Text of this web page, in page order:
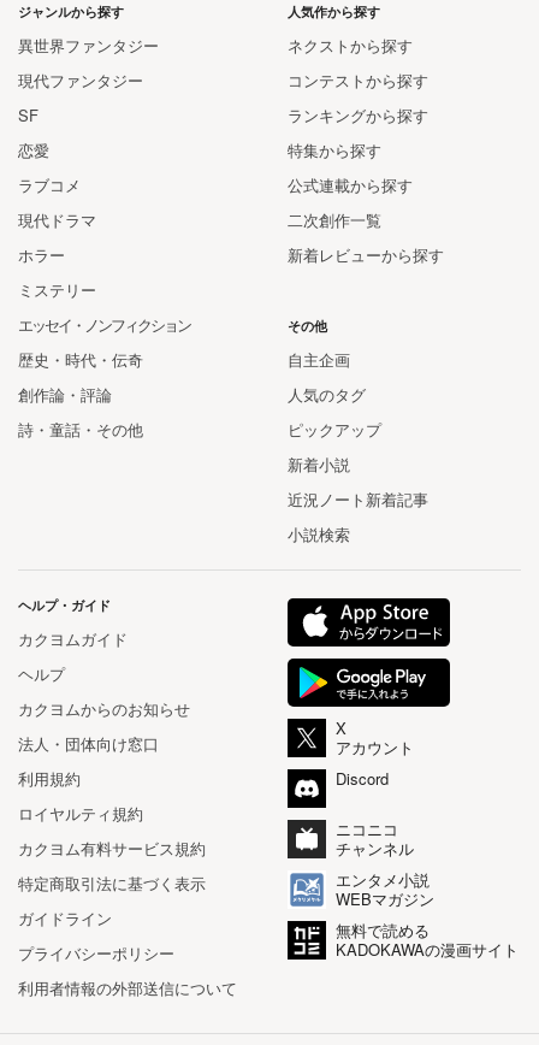
人気作から探す
ネクストから探す
コンテストから探す
ランキングから探す
特集から探す
公式連載から探す
二次創作一覧
新着レビューから探す
ジャンルから探す
異世界ファンタジー
現代ファンタジー
SF
恋愛
ラブコメ
現代ドラマ
ホラー
ミステリー
エッセイ・ノンフィクション
歴史・時代・伝奇
創作論・評論
詩・童話・その他
その他
自主企画
人気のタグ
ピックアップ
新着小説
近況ノート新着記事
小説検索
ヘルプ・ガイド
カクヨムガイド
ヘルプ
カクヨムからのお知らせ
法人・団体向け窓口
利用規約
ロイヤルティ規約
カクヨム有料サービス規約
特定商取引法に基づく表示
ガイドライン
プライバシーポリシー
利用者情報の外部送信について
X
アカウント
Discord
ニコニコ
チャンネル
エンタメ小説
WEBマガジン
無料で読める
KADOKAWAの漫画サイト